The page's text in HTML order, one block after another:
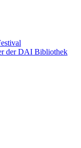
der DAI Bibliothek